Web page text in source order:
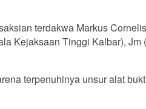
terdakwa Markus
Kejaksaan Tinggi Kalbar),
terpenuhinya unsur alat